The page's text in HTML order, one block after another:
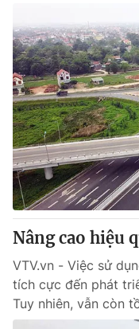
Nâng cao hiệu
VTV.vn - Việc sử
tích cực đến phát
Tuy nhiên, vẫn còn